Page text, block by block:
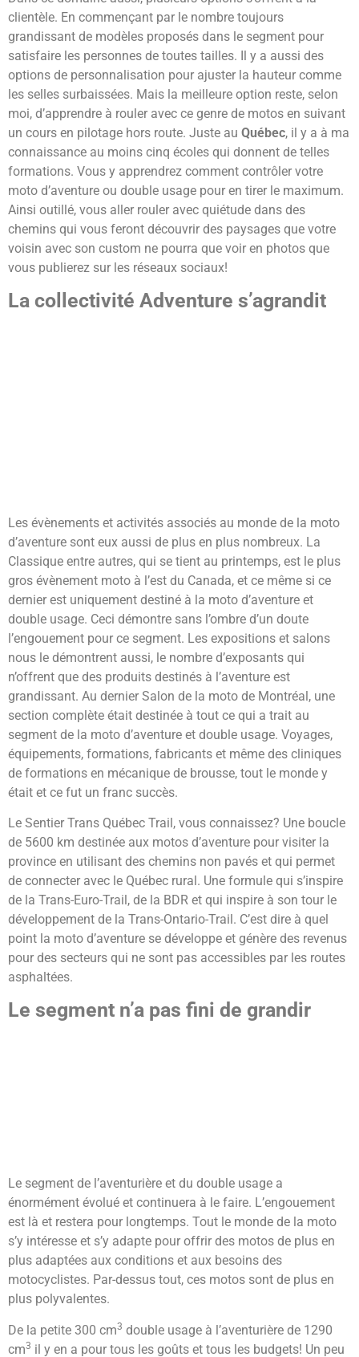
clientèle. En commençant par le nombre toujours
grandissant de modèles proposés dans le segment pour
satisfaire les personnes de toutes tailles. Il y a aussi des
options de personnalisation pour ajuster la hauteur comme
les selles surbaissées. Mais la meilleure option reste, selon
moi, d’apprendre à rouler avec ce genre de motos en suivant
un cours en pilotage hors route. Juste au Québec, il y a à ma
connaissance au moins cinq écoles qui donnent de telles
formations. Vous y apprendrez comment contrôler votre
moto d’aventure ou double usage pour en tirer le maximum.
Ainsi outillé, vous aller rouler avec quiétude dans des
chemins qui vous feront découvrir des paysages que votre
voisin avec son custom ne pourra que voir en photos que
vous publierez sur les réseaux sociaux!
La collectivité Adventure s’agrandit
Les évènements et activités associés au monde de la moto
d’aventure sont eux aussi de plus en plus nombreux. La
Classique entre autres, qui se tient au printemps, est le plus
gros évènement moto à l’est du Canada, et ce même si ce
dernier est uniquement destiné à la moto d’aventure et
double usage. Ceci démontre sans l’ombre d’un doute
l’engouement pour ce segment. Les expositions et salons
nous le démontrent aussi, le nombre d’exposants qui
n’offrent que des produits destinés à l’aventure est
grandissant. Au dernier Salon de la moto de Montréal, une
section complète était destinée à tout ce qui a trait au
segment de la moto d’aventure et double usage. Voyages,
équipements, formations, fabricants et même des cliniques
de formations en mécanique de brousse, tout le monde y
était et ce fut un franc succès.
Le Sentier Trans Québec Trail, vous connaissez? Une boucle
de 5600 km destinée aux motos d’aventure pour visiter la
province en utilisant des chemins non pavés et qui permet
de connecter avec le Québec rural. Une formule qui s’inspire
de la Trans-Euro-Trail, de la BDR et qui inspire à son tour le
développement de la Trans-Ontario-Trail. C’est dire à quel
point la moto d’aventure se développe et génère des revenus
pour des secteurs qui ne sont pas accessibles par les routes
asphaltées.
Le segment n’a pas fini de grandir
Le segment de l’aventurière et du double usage a
énormément évolué et continuera à le faire. L’engouement
est là et restera pour longtemps. Tout le monde de la moto
s’y intéresse et s’y adapte pour offrir des motos de plus en
plus adaptées aux conditions et aux besoins des
motocyclistes. Par-dessus tout, ces motos sont de plus en
plus polyvalentes.
De la petite 300 cm3 double usage à l’aventurière de 1290
cm3 il y en a pour tous les goûts et tous les budgets! Un peu